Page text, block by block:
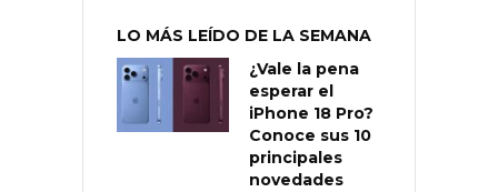
LO MÁS LEÍDO DE LA SEMANA
¿Vale la pena
esperar el
iPhone 18 Pro?
Conoce sus 10
principales
novedades